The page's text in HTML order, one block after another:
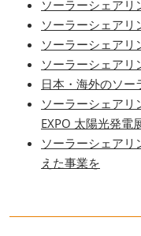
ソーラーシェアリ
ソーラーシェアリ
ソーラーシェアリ
ソーラーシェア
日本・海外のソー
ソーラーシェアリ
EXPO 太陽光発電
ソーラーシェア
えた事業を